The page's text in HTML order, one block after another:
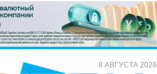
8 АВГУСТА 2026